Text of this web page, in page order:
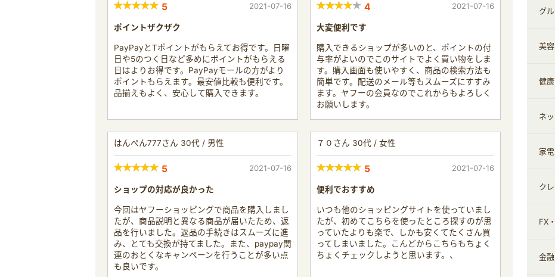
5 2021-07-16
ポイントザクザク
PayPayとTポイントがもらえてお得です。日曜
日や5のつく日など多めにポイントがもらえる
日はよりお得です。PayPayモールの方がより
ポイントもらえます。最安値比較も便利です。
品揃えもよく、安心して購入できます。
4 2021-07-16
大変便利です
購入できるショップが多いのと、ポイントの付
与率がよいのでこのサイトでよく買い物をしま
す。購入画面も使いやすく、商品の検索方法も
簡単です。配送のメール等もスムーズにすすみ
ます。ヤフーの会員なのでこれからもよろしく
お願いします。
はんぺん777さん 30代 / 男性
5 2021-07-16
ショップの対応が良かった
今回はヤフーショッピングで商品を購入しまし
たが、商品説明と異なる商品が届いたため、返
品を行いました。返品の手続きはスムーズに進
み、とても交換が持てました。また、paypay関
連のおとくなキャンペーンを行うことが多い点
も良いです。
７０さん 30代 / 女性
5 2021-07-16
便利でおすすめ
いつも他のショッピングサイトを使っていまし
たが、初めてこちらを使ったところ探すのが思
っていたよりも楽で、しかも安くてたくさん買
ってしまいました。こんどからこちらもちょく
ちょくチェックしようと思います。、
グ
美
健
ネ
家
ク
FX
金